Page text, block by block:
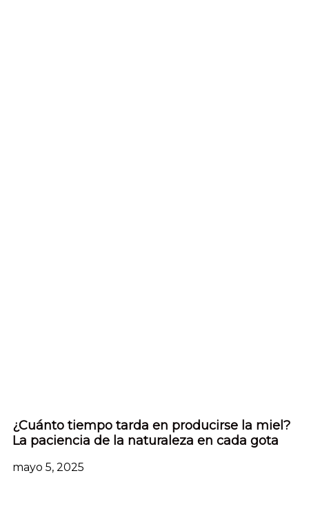
¿Cuánto tiempo tarda en producirse la miel?
La paciencia de la naturaleza en cada gota
mayo 5, 2025